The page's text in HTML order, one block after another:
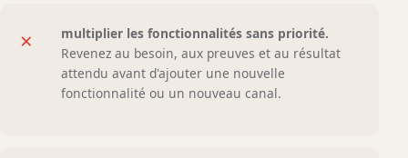
×
multiplier les fonctionnalités sans priorité.
Revenez au besoin, aux preuves et au résultat
attendu avant d'ajouter une nouvelle
fonctionnalité ou un nouveau canal.